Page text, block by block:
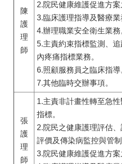
陳
護
理
師
2.院民健康維護促進方案
3.臨床護理指導及醫療業
4.辦理職業安全衛生業務
5.主責約束指標監測、追
內疼痛指標業務。
6.照顧服務員之臨床指導
7.其他臨時交辦事項。
張
護
理
師
1.主責非計畫性轉至急
指標。
2.院民之健康護理評估、
評價及傳染病監控與管制
3.院民健康維護促進方案